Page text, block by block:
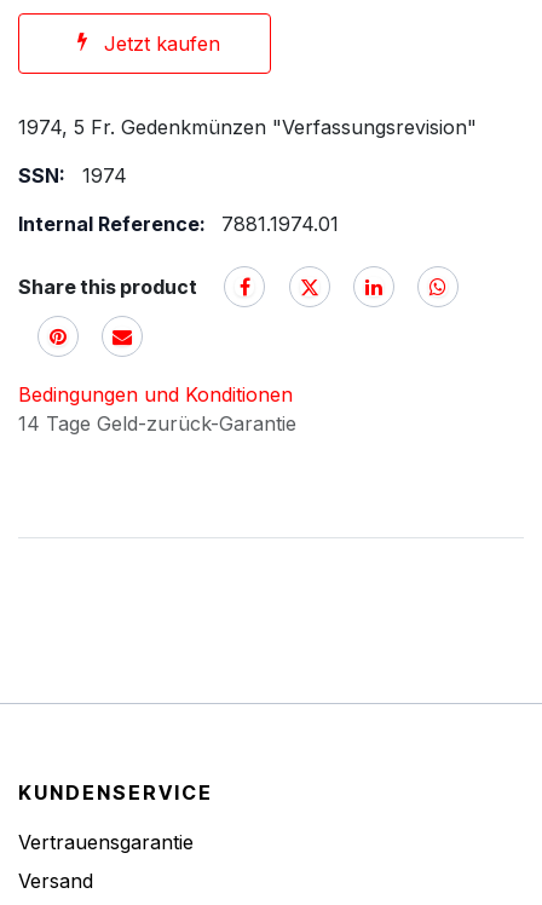
Jetzt kaufen
1974, 5 Fr. Gedenkmünzen "Verfassungsrevision"
SSN:
1974
Internal Reference:
7881.1974.01
Share this product
Bedingungen und Konditionen
14 Tage Geld-zurück-Garantie
KUNDENSERVICE
Vertrauensgarantie
Versand